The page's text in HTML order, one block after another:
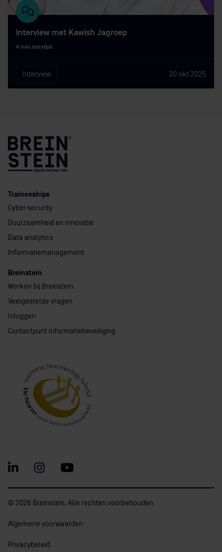
Interview met Kawish Jagroep
4 min leestijd
Interview 20 okt 2025
Traineeships
Cyber security
Duurzaamheid en innovatie
Data analytics
Informatiemanagement
Breinstein
Werken bij Breinstein
Veelgestelde vragen
Inloggen
Contactpunt Informatiebeveiliging
© 2026 Breinstein. Alle rechten voorbehouden
Algemene voorwaarden
Privacybeleid